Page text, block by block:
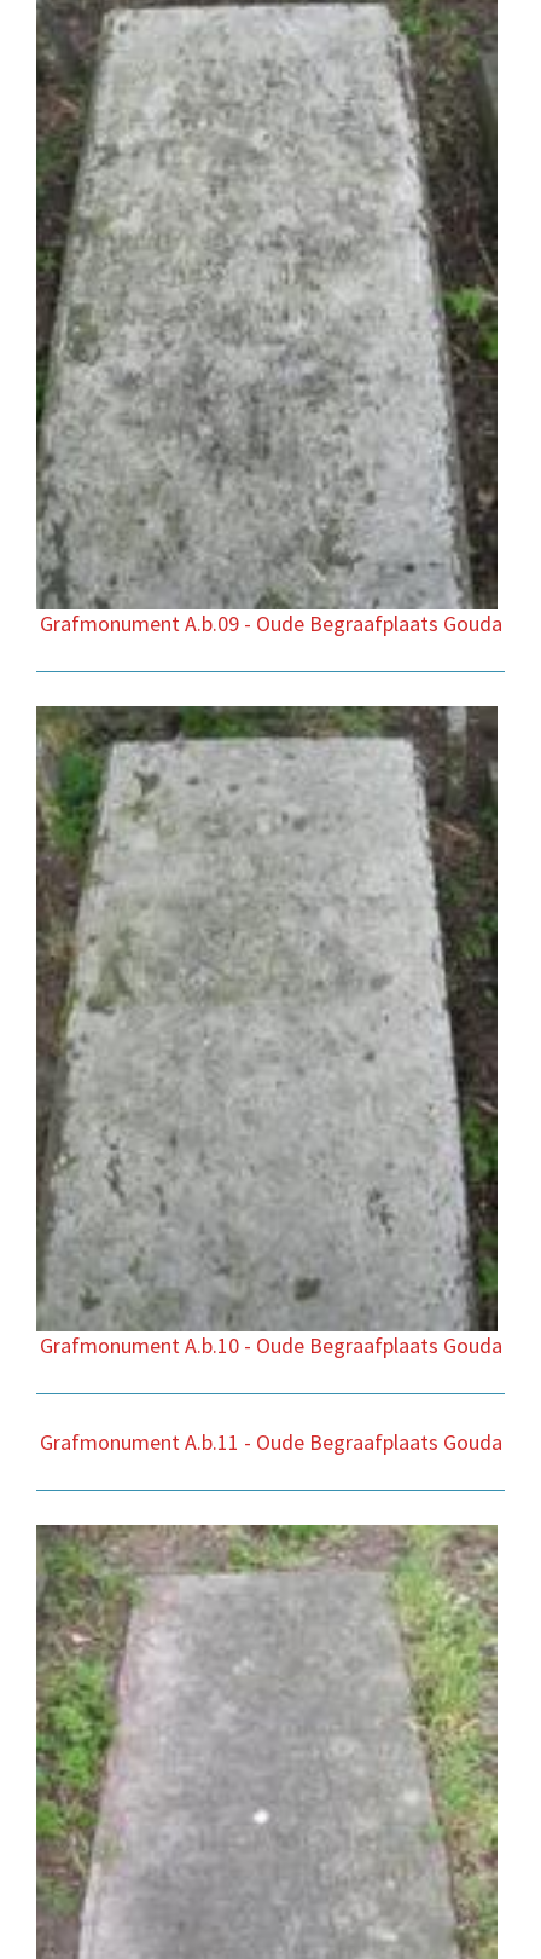
Grafmonument A.b.09 - Oude Begraafplaats Gouda
Grafmonument A.b.10 - Oude Begraafplaats Gouda
Grafmonument A.b.11 - Oude Begraafplaats Gouda